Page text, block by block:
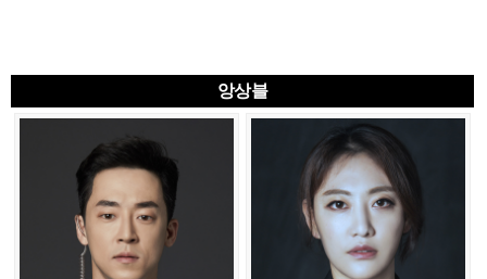
앙상블